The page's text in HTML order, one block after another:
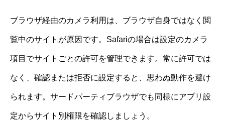
ブラウザ経由のカメラ利用は、ブラウザ自身ではなく閲
覧中のサイトが原因です。Safariの場合は設定のカメラ
項目でサイトごとの許可を管理できます。常に許可では
なく、確認または拒否に設定すると、思わぬ動作を避け
られます。サードパーティブラウザでも同様にアプリ設
定からサイト別権限を確認しましょう。